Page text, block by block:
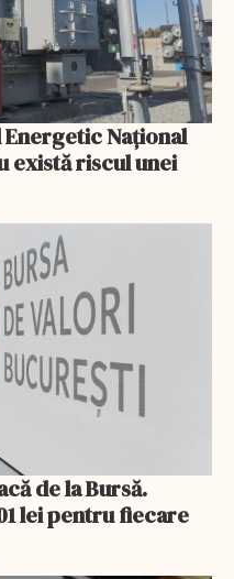
Național
există riscul unei
de la Bursă.
lei pentru fiecare